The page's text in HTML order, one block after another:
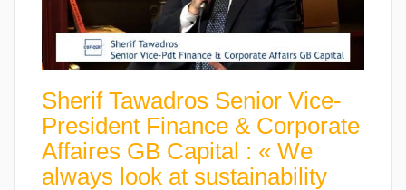
Sherif Tawadros Senior Vice-
President Finance & Corporate
Affaires GB Capital : « We
always look at sustainability